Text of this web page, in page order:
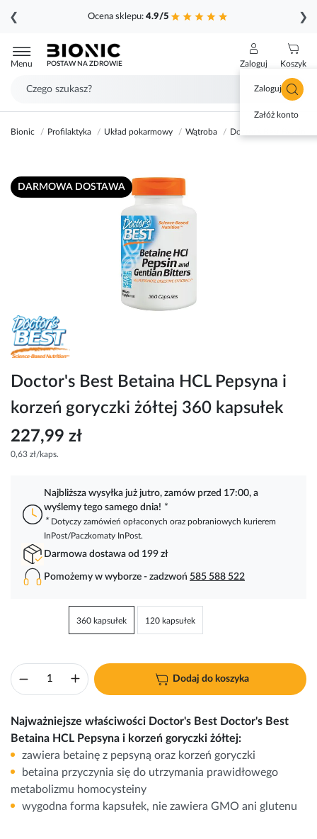
Ocena sklepu: 4.9/5
❮ ❯
do
treści
Menu POSTAW NA ZDROWIE Zaloguj
Zaloguj się
Załóż konto
Koszyk
Bionic Profilaktyka Układ pokarmowy Wątroba Doctor's Best Betaina
Przejdź
na
Przejdź
na
początek
Doctor's Best Betaina HCL Pepsyna i
korzeń goryczki żółtej 360 kapsułek
DARMOWA DOSTAWA
227,99 zł
0,63 zł/kaps.
Najbliższa wysyłka już jutro, zamów przed 17:00, a
wyślemy tego samego dnia! *
* Dotyczy zamówień opłaconych oraz pobraniowych kurierem
InPost/Paczkomaty InPost.
Darmowa dostawa od 199 zł
Pomożemy w wyborze - zadzwoń 585 588 522
120 kapsułek
360 kapsułek
Dodaj do koszyka
Najważniejsze właściwości Doctor's Best Doctor's Best
Betaina HCL Pepsyna i korzeń goryczki żółtej:
zawiera betainę z pepsyną oraz korzeń goryczki
betaina przyczynia się do utrzymania prawidłowego
metabolizmu homocysteiny
wygodna forma kapsułek, nie zawiera GMO ani glutenu